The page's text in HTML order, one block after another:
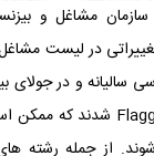
سازمان مشاغل و
در لیست مشاغل
سالیانه و در
شدند که ممکن
از جمله رشته